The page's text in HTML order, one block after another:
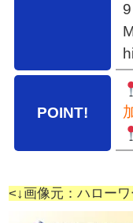
POINT!
<↓画像元：ハロー